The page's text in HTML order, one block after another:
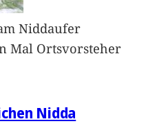
Niddaufer
Mal Ortsvorsteher
Nidda